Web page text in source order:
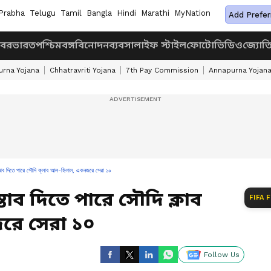
Telugu Tamil Bangla Hindi Marathi MyNation Add
ভারতপশ্চিমবঙ্গবিনোদনব্যবসালাইফ স্টাইলফোটোভিডিও
Yojana Chhatravriti Yojana 7th Pay Commission Annapurna
দিতে পারে সৌদি ক্লাব আল-হিলাল, একনজরে সেরা ১০
দিতে পারে সৌদি ক্লাব
সেরা ১০
Follow Us
FIFA